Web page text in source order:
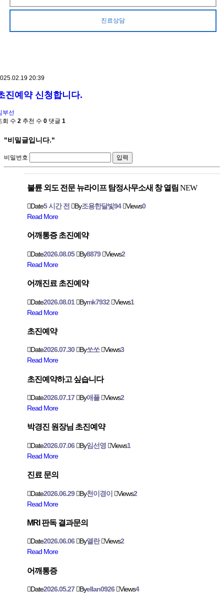
진료상담
20:39
진예약 신청합니다.
부선
회 수 2 추천 수 0 댓글 1
"비밀글입니다."
비밀번호
불륜 외도 전문 뉴라이프 탐정사무소새 창 열림 NEW
Date5 시간 전 By조용한달빛94 Views0
Read More
어깨통증 초진예약
Date2026.08.05 By8879 Views2
Read More
어깨진료 초진예약
Date2026.08.01 Bymk7932 Views1
Read More
초진예약
Date2026.07.30 By쏘쏘 Views3
Read More
초진예약하고 싶습니다
Date2026.07.17 By애플 Views2
Read More
박경진 원장님 초진예약
Date2026.07.06 By임선영 Views1
Read More
진료 문의
Date2026.06.29 By천이경이 Views2
Read More
MRI 판독 결과문의
Date2026.06.06 By앨란 Views2
Read More
어깨통증
Date2026.05.27 Byellan0926 Views4